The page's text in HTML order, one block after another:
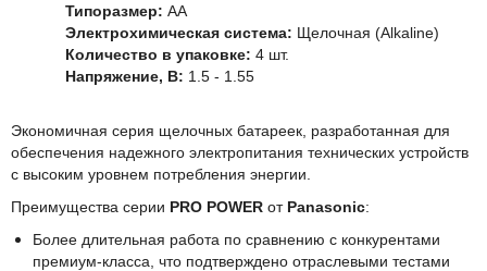
Типоразмер: AA
Электрохимическая система: Щелочная (Alkaline)
Количество в упаковке: 4 шт.
Напряжение, В: 1.5 - 1.55
Экономичная серия щелочных батареек, разработанная для
обеспечения надежного электропитания технических устройств
с высоким уровнем потребления энергии.
Преимущества серии PRO POWER от Panasonic:
Более длительная работа по сравнению с конкурентами
премиум-класса, что подтверждено отраслевыми тестами